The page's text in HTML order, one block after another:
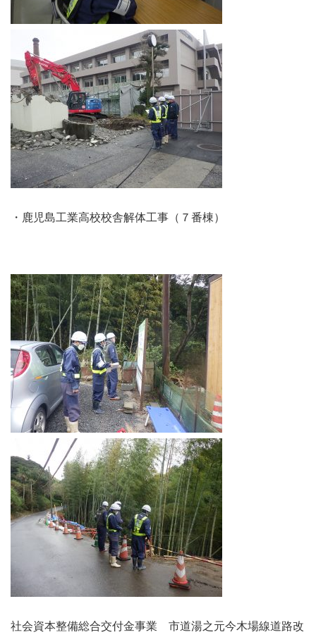
・鹿児島工業高校校舎解体工事（７番棟）
社会資本整備総合交付金事業 市道湯之元今木場線道路改